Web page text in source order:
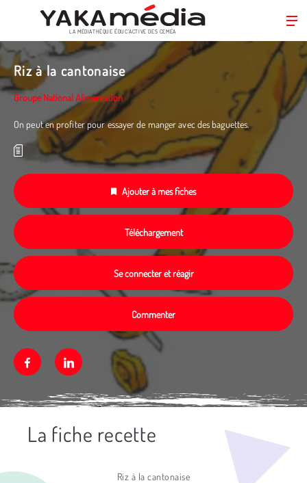
Aller
au
contenu
principal
LA MÉDIATHÈQUE ÉDUC’ACTIVE DES CEMÉA
Riz à la cantonaise
Groupe National Alimentation
On peut en profiter pour essayer de manger avec des baguettes.
Ajouter à mes fiches
Téléchargement
Se connecter et réagir
Commenter
FacebookLinkedin
Média secondaire
La fiche recette
Riz à la cantonaise